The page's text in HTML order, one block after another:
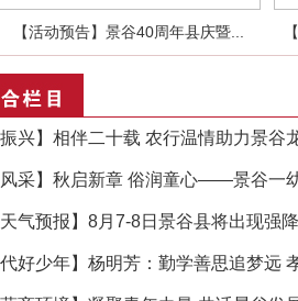
【活动预告】景谷40周年县庆暨...
振兴】相伴二十载 农行温情助力景谷
风采】秋启新章 俗润童心——景谷一
天气预报】8月7-8日景谷县将出现强
代好少年】杨明芳：勤学善思追梦远